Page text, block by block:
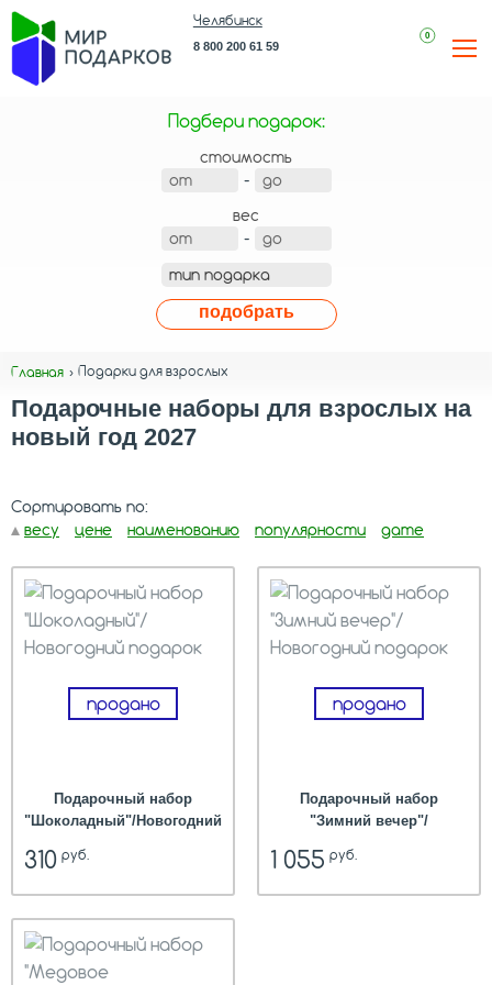
0
Челябинск
8 800 200 61 59
Подбери подарок:
стоимость
-
вес
-
подобрать
Главная Подарки для взрослых
Подарочные наборы для взрослых на
новый год 2027
Сортировать по:
весу
цене наименованию популярности дате
Подарочный набор
"Шоколадный"/Новогодний
310руб.
продано
Подарочный набор
"Зимний вечер"/
1 055руб.
продано